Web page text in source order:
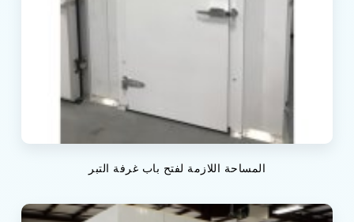
المساحة اللازمة لفتح باب غرفة التبر